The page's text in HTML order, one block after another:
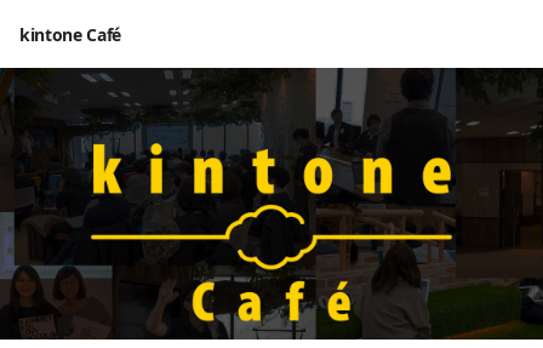
kintone Café